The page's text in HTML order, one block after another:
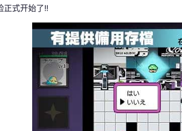
正式开始了!!